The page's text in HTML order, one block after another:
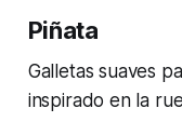
Piñata
Galletas suaves
inspirado en la